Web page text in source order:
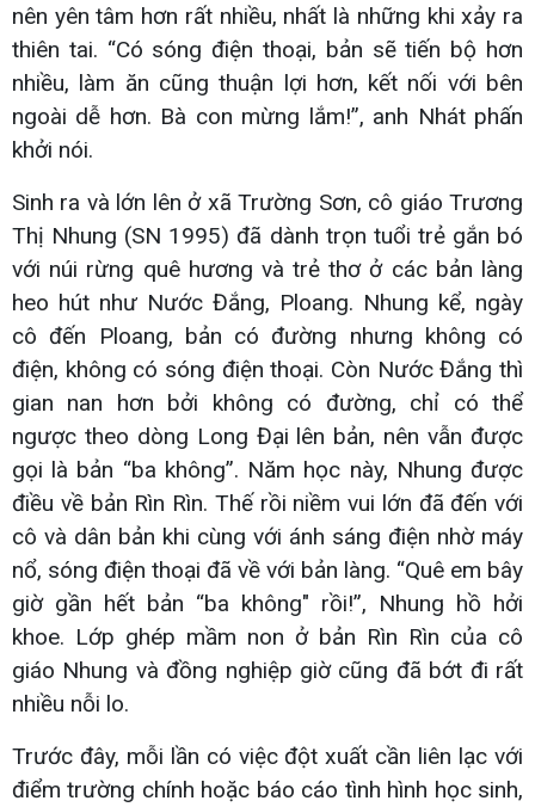
nên yên tâm hơn rất nhiều, nhất là những khi xảy ra
thiên tai. “Có sóng điện thoại, bản sẽ tiến bộ hơn
nhiều, làm ăn cũng thuận lợi hơn, kết nối với bên
ngoài dễ hơn. Bà con mừng lắm!”, anh Nhát phấn
khởi nói.
Sinh ra và lớn lên ở xã Trường Sơn, cô giáo Trương
Thị Nhung (SN 1995) đã dành trọn tuổi trẻ gắn bó
với núi rừng quê hương và trẻ thơ ở các bản làng
heo hút như Nước Đắng, Ploang. Nhung kể, ngày
cô đến Ploang, bản có đường nhưng không có
điện, không có sóng điện thoại. Còn Nước Đắng thì
gian nan hơn bởi không có đường, chỉ có thể
ngược theo dòng Long Đại lên bản, nên vẫn được
gọi là bản “ba không”. Năm học này, Nhung được
điều về bản Rìn Rìn. Thế rồi niềm vui lớn đã đến với
cô và dân bản khi cùng với ánh sáng điện nhờ máy
nổ, sóng điện thoại đã về với bản làng. “Quê em bây
giờ gần hết bản “ba không" rồi!”, Nhung hồ hởi
khoe. Lớp ghép mầm non ở bản Rìn Rìn của cô
giáo Nhung và đồng nghiệp giờ cũng đã bớt đi rất
nhiều nỗi lo.
Trước đây, mỗi lần có việc đột xuất cần liên lạc với
điểm trường chính hoặc báo cáo tình hình học sinh,